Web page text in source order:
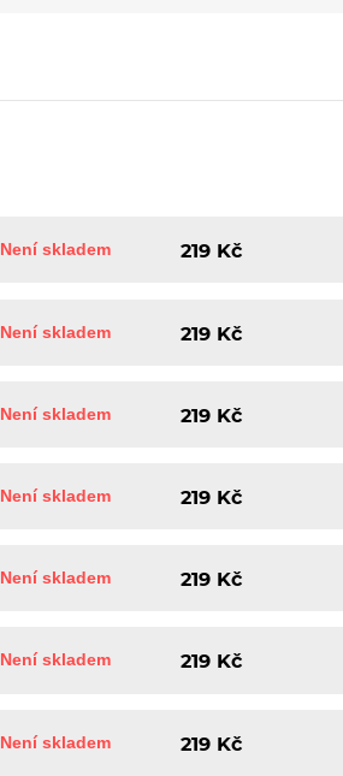
Není skladem 219 Kč
Není skladem 219 Kč
Není skladem 219 Kč
Není skladem 219 Kč
Není skladem 219 Kč
Není skladem 219 Kč
Není skladem 219 Kč